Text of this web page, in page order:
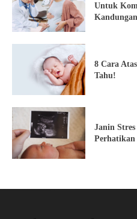
Untuk
Kandungan
8 Cara
Tahu!
Janin
Perhatikan